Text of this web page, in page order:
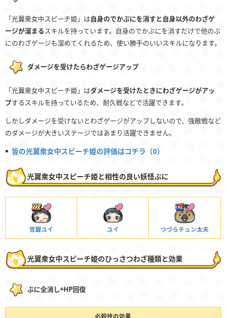
「光翼衆女中スピーチ姫」は自身のでかぷにを消すと自身以外のわざゲ
ージが溜まるスキルを持っています。自身のでかぷにを消すだけで他のぷ
にのわざゲージも溜めてくれるため、使い勝手のいいスキルになります。
ダメージを受けたらわざゲージアップ
「光翼衆女中スピーチ姫」はダメージを受けたときにわざゲージがアッ
プするスキルを持っているため、耐久戦などで活躍できます。
しかしダメージを受けないとわざゲージがアップしないので、強敵戦など
のダメージが大きいステージではあまり活躍できません。
皆の光翼衆女中スピーチ姫の評価はコチラ（0）
光翼衆女中スピーチ姫と相性の良い妖怪ぷに
覚醒ユイ ユイ つづらチュン太夫
光翼衆女中スピーチ姫のひっさつわざ種類と効果
ぷに全消し+HP回復
必殺技の効果